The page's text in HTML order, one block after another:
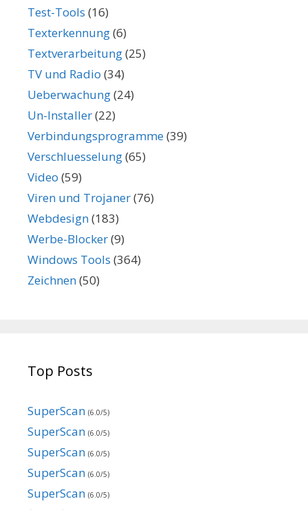
Test-Tools (16)
Texterkennung(6)
Textverarbeitung(25)
TV und Radio (34)
Ueberwachung(24)
Un-Installer(22)
Verbindungsprogramme(39)
Verschluesselung(65)
Video (59)
Viren und Trojaner(76)
Webdesign(183)
Werbe-Blocker(9)
Windows Tools (364)
Zeichnen(50)
Top Posts
SuperScan (6.0/5)
SuperScan (6.0/5)
SuperScan (6.0/5)
SuperScan (6.0/5)
SuperScan (6.0/5)